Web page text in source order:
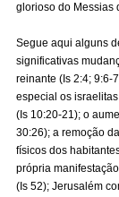
glorioso do Messias
Segue aqui alguns
significativas
reinante (Is 2:4; 9:6-
especial os
(Is 10:20-21); o
30:26); a remoção
físicos dos
própria
(Is 52); Jerusalém